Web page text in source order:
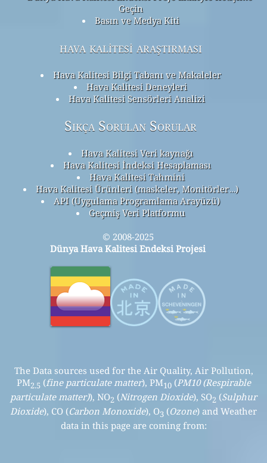
Geçin
Basın ve Medya Kiti
hava kalitesi araştırması
Hava Kalitesi Bilgi Tabanı ve Makaleler
Hava Kalitesi Deneyleri
Hava Kalitesi Sensörleri Analizi
Sıkça Sorulan Sorular
Hava Kalitesi Veri kaynağı
Hava Kalitesi İndeksi Hesaplaması
Hava Kalitesi Tahmini
Hava Kalitesi Ürünleri (maskeler, Monitörler…)
API (Uygulama Programlama Arayüzü)
Geçmiş Veri Platformu
© 2008-2025
Dünya Hava Kalitesi Endeksi Projesi
The Data sources used for the Air Quality, Air Pollution,
PM2.5 (fine particulate matter), PM10(PM10 (Respirable
particulate matter)), NO2 (Nitrogen Dioxide), SO2 (Sulphur
Dioxide), CO (Carbon Monoxide), O3 (Ozone) and Weather
data in this page are coming from: